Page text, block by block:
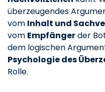
überzeugendes
vom Inhalt und
vom Empfängerder
dem logischen
Psychologie des
Rolle.